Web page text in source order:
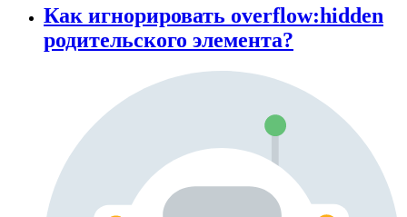
Как игнорировать overflow:hidden
родительского элемента?